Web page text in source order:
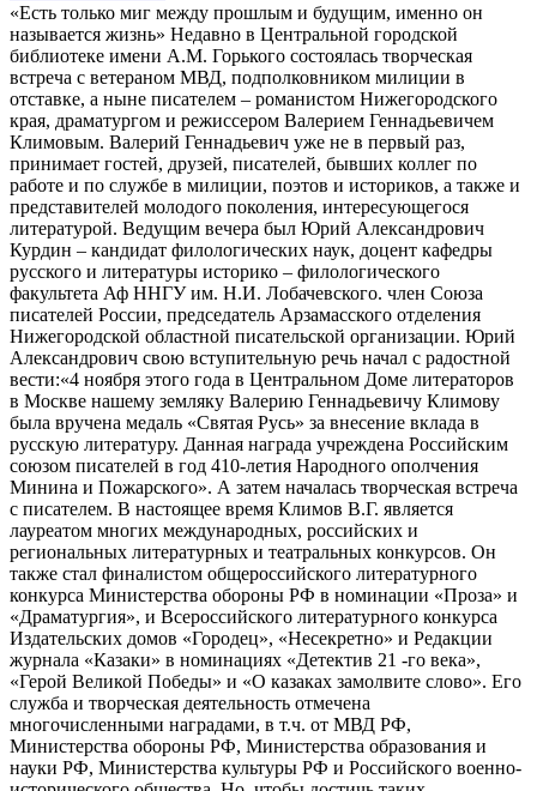
«Есть только миг между прошлым и будущим, именно он
называется жизнь» Недавно в Центральной городской
библиотеке имени А.М. Горького состоялась творческая
встреча с ветераном МВД, подполковником милиции в
отставке, а ныне писателем – романистом Нижегородского
края, драматургом и режиссером Валерием Геннадьевичем
Климовым. Валерий Геннадьевич уже не в первый раз,
принимает гостей, друзей, писателей, бывших коллег по
работе и по службе в милиции, поэтов и историков, а также и
представителей молодого поколения, интересующегося
литературой. Ведущим вечера был Юрий Александрович
Курдин – кандидат филологических наук, доцент кафедры
русского и литературы историко – филологического
факультета Аф ННГУ им. Н.И. Лобачевского. член Союза
писателей России, председатель Арзамасского отделения
Нижегородской областной писательской организации. Юрий
Александрович свою вступительную речь начал с радостной
вести:«4 ноября этого года в Центральном Доме литераторов
в Москве нашему земляку Валерию Геннадьевичу Климову
была вручена медаль «Святая Русь» за внесение вклада в
русскую литературу. Данная награда учреждена Российским
союзом писателей в год 410-летия Народного ополчения
Минина и Пожарского». А затем началась творческая встреча
с писателем. В настоящее время Климов В.Г. является
лауреатом многих международных, российских и
региональных литературных и театральных конкурсов. Он
также стал финалистом общероссийского литературного
конкурса Министерства обороны РФ в номинации «Проза» и
«Драматургия», и Всероссийского литературного конкурса
Издательских домов «Городец», «Несекретно» и Редакции
журнала «Казаки» в номинациях «Детектив 21 -го века»,
«Герой Великой Победы» и «О казаках замолвите слово». Его
служба и творческая деятельность отмечена
многочисленными наградами, в т.ч. от МВД РФ,
Министерства обороны РФ, Министерства образования и
науки РФ, Министерства культуры РФ и Российского военно-